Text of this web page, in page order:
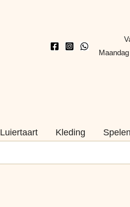
Luiertaart Kleding Spelen